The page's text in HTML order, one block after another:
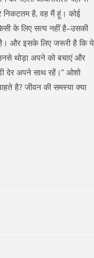
निकटतम है, वह मैं हूं। कोई
के लिए सत्य नहीं है–उसकी
और इसके लिए जरूरी है कि ये
थोड़ा अपने को बचाएं और
देर अपने साथ रहें।” ओशो
है? जीवन की समस्या क्या